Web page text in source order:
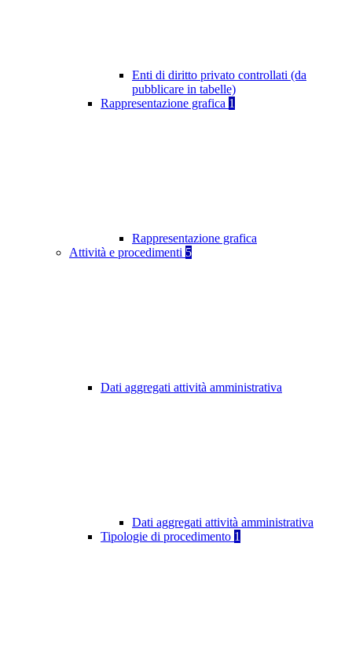
Enti di diritto privato controllati (da
pubblicare in tabelle)
Rappresentazione grafica 1
Rappresentazione grafica
Attività e procedimenti 5
Dati aggregati attività amministrativa
Dati aggregati attività amministrativa
Tipologie di procedimento 1